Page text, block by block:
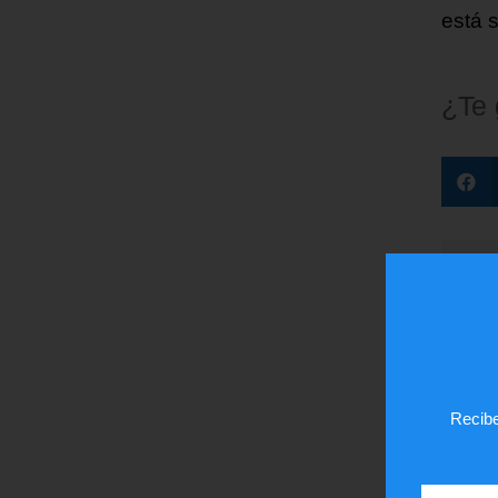
está
¿Te